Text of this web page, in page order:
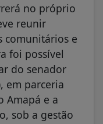
no próprio
reunir
comunitários e
foi possível
do senador
em parceria
Amapá e a
sob a gestão